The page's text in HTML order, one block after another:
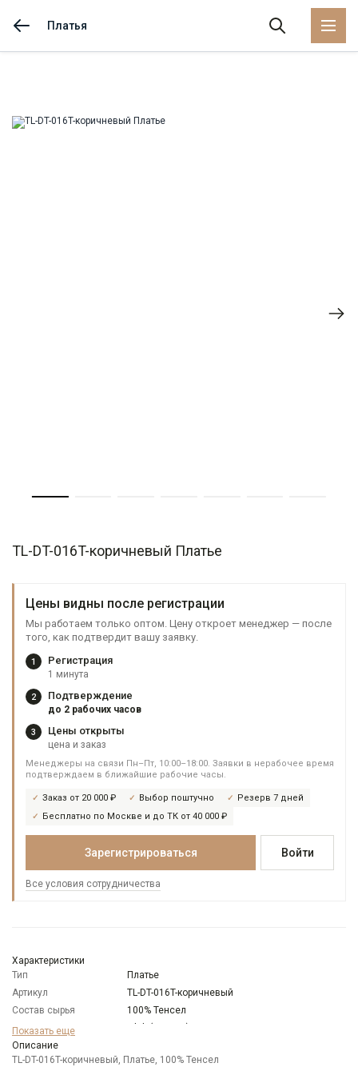
Платья
TL-DT-016T-коричневый Платье
Цены видны после регистрации
Мы работаем только оптом. Цену откроет менеджер — после
того, как подтвердит вашу заявку.
1 Регистрация
1 минута
2 Подтверждение
до 2 рабочих часов
3 Цены открыты
цена и заказ
Менеджеры на связи Пн–Пт, 10:00–18:00. Заявки в нерабочее время
подтверждаем в ближайшие рабочие часы.
Заказ от 20 000 ₽ Выбор поштучно
Резерв 7 дней
Бесплатно по Москве и до ТК от 40 000 ₽
Зарегистрироваться Войти
Все условия сотрудничества
Характеристики
Тип
Платье
Артикул
TL-DT-016T-коричневый
Состав сырья
100% Тенсел
Бренд
Модель
Цвет
Коричневый
Показать еще
Описание
TL-DT-016T-коричневый, Платье, 100% Тенсел